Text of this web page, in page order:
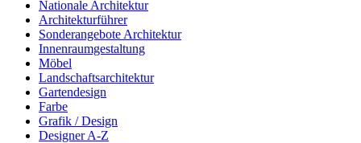
Nationale Architektur
Architekturführer
Sonderangebote Architektur
Innenraumgestaltung
Möbel
Landschaftsarchitektur
Gartendesign
Farbe
Grafik / Design
Designer A-Z